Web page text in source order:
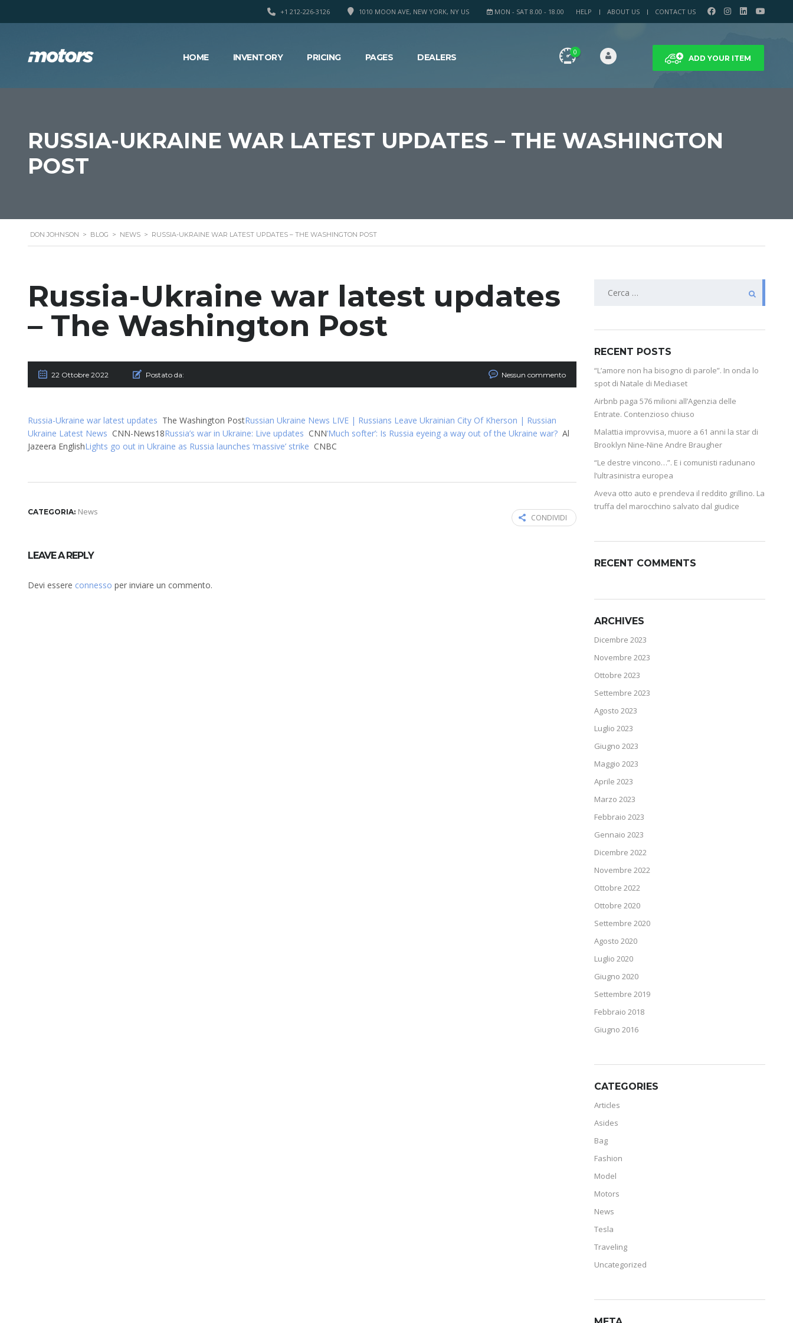
HELP ABOUT US CONTACT US
MON - SAT 8.00 - 18.00
1010 MOON AVE, NEW YORK, NY US
+1 212-226-3126
ADD YOUR ITEM
0
HOME INVENTORY PRICING PAGES DEALERS
RUSSIA-UKRAINE WAR LATEST UPDATES – THE WASHINGTON
POST
DON JOHNSON > BLOG > NEWS > RUSSIA-UKRAINE WAR LATEST UPDATES – THE WASHINGTON POST
Russia-Ukraine war latest updates
– The Washington Post
22 Ottobre 2022 Postato da: Nessun commento
Russia-Ukraine war latest updates The Washington PostRussian Ukraine News LIVE | Russians Leave Ukrainian City Of Kherson | Russian
Ukraine Latest News CNN-News18Russia’s war in Ukraine: Live updates CNN‘Much softer’: Is Russia eyeing a way out of the Ukraine war? Al
Jazeera EnglishLights go out in Ukraine as Russia launches ‘massive’ strike CNBC
CATEGORIA: News
CONDIVIDI
LEAVE A REPLY
Devi essere connesso per inviare un commento.
RECENT POSTS
“L’amore non ha bisogno di parole”. In onda lo
spot di Natale di Mediaset
Airbnb paga 576 milioni all’Agenzia delle
Entrate. Contenzioso chiuso
Malattia improvvisa, muore a 61 anni la star di
Brooklyn Nine-Nine Andre Braugher
“Le destre vincono…”. E i comunisti radunano
l’ultrasinistra europea
Aveva otto auto e prendeva il reddito grillino. La
truffa del marocchino salvato dal giudice
RECENT COMMENTS
ARCHIVES
Dicembre 2023
Novembre 2023
Ottobre 2023
Settembre 2023
Agosto 2023
Luglio 2023
Giugno 2023
Maggio 2023
Aprile 2023
Marzo 2023
Febbraio 2023
Gennaio 2023
Dicembre 2022
Novembre 2022
Ottobre 2022
Ottobre 2020
Settembre 2020
Agosto 2020
Luglio 2020
Giugno 2020
Settembre 2019
Febbraio 2018
Giugno 2016
CATEGORIES
Articles
Asides
Bag
Fashion
Model
Motors
News
Tesla
Traveling
Uncategorized